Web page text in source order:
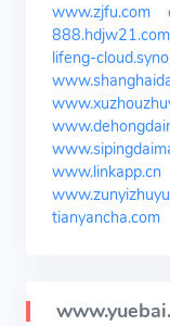
www.zjfu.com
888.hdjw21.com
lifeng-
www.linkapp.cn
tianyancha.com